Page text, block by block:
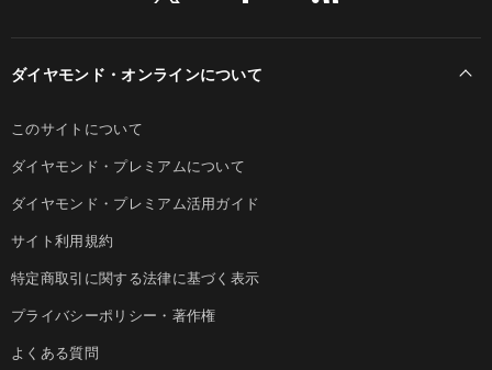
ダイヤモンド・オンラインについて
このサイトについて
ダイヤモンド・プレミアムについて
ダイヤモンド・プレミアム活用ガイド
サイト利用規約
特定商取引に関する法律に基づく表示
プライバシーポリシー・著作権
よくある質問